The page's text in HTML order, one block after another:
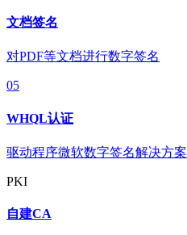
文档签名
对PDF等文档进行数字签名
05
WHQL认证
驱动程序微软数字签名解决方案
PKI
自建CA